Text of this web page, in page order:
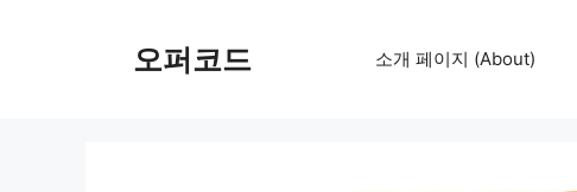
오퍼코드 소개 페이지 (About)